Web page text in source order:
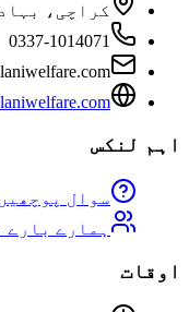
کراچی،
0337-1014071
اہم لنکس
سوال پوچھیں
ہمارے بارے
اوقات